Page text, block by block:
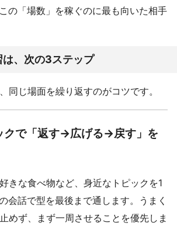
の「場数」を稼ぐのに最も向いた相手
、次の3ステップ
同じ場面を繰り返すのがコツです。
クで「返す→広げる→戻す」を
きな食べ物など、身近なトピックを1
会話で型を最後まで通します。うまく
めず、まず一周させることを優先しま